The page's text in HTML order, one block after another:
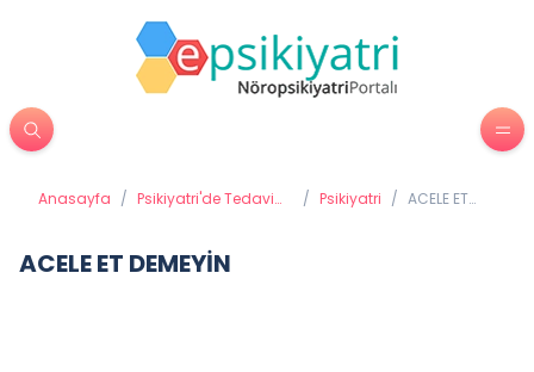
Anasayfa / Psikiyatri'de Tedavi
/ Psikiyatri / ACELE ET
ACELE ET DEMEYİN